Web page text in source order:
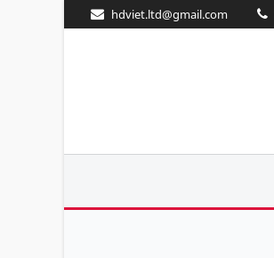
hdviet.ltd@gmail.com